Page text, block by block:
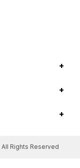
+
+
+
All Rights Reserved